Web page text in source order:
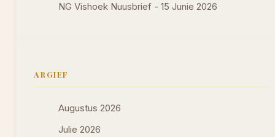
NG Vishoek Nuusbrief - 15 Junie 2026
ARGIEF
Augustus 2026
Julie 2026